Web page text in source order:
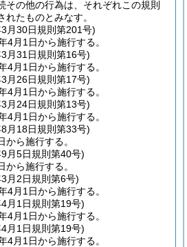
その他の行為は、それぞれこの規則
たものとみなす。
月30日規則第201号)
4月1日から施行する。
月31日規則第16号)
4月1日から施行する。
月26日規則第17号)
4月1日から施行する。
月24日規則第13号)
4月1日から施行する。
月18日規則第33号)
から施行する。
月5日規則第40号)
から施行する。
月2日規則第6号)
4月1日から施行する。
月1日規則第19号)
4月1日から施行する。
月1日規則第19号)
4月1日から施行する。